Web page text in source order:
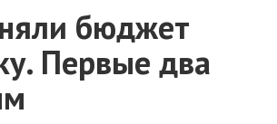
бюджет
Первые два